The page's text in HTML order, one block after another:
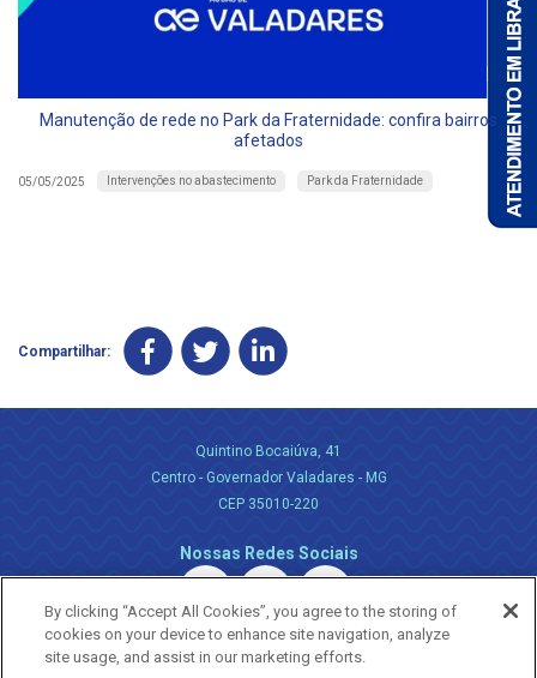
Manutenção de rede no Park da Fraternidade: confira bairros
afetados
05/05/2025 Intervenções no abastecimento Park da Fraternidade
Compartilhar:
Quintino Bocaiúva, 41
Centro - Governador Valadares - MG
CEP 35010-220
Nossas Redes Sociais
By clicking “Accept All Cookies”, you agree to the storing of
cookies on your device to enhance site navigation, analyze
site usage, and assist in our marketing efforts.